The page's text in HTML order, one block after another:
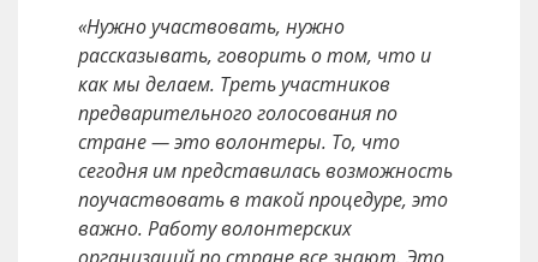
«Нужно участвовать, нужно
рассказывать, говорить о том, что и
как мы делаем. Треть участников
предварительного голосования по
стране — это волонтеры. То, что
сегодня им представилась возможность
поучаствовать в такой процедуре, это
важно. Работу волонтерских
организаций по стране все знают. Это